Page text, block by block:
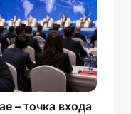
– точка входа